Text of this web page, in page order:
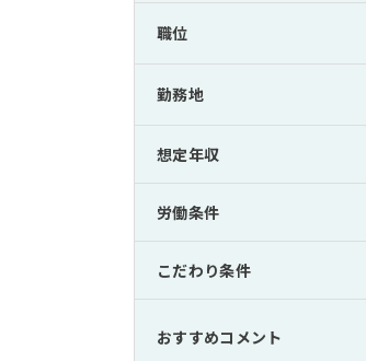
職位
勤務地
想定年収
労働条件
こだわり条件
おすすめコメント